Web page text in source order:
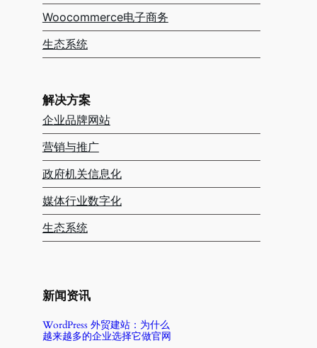
Woocommerce电子商务
生态系统
解决方案
企业品牌网站
营销与推广
政府机关信息化
媒体行业数字化
生态系统
新闻资讯
WordPress 外贸建站：为什么
越来越多的企业选择它做官网